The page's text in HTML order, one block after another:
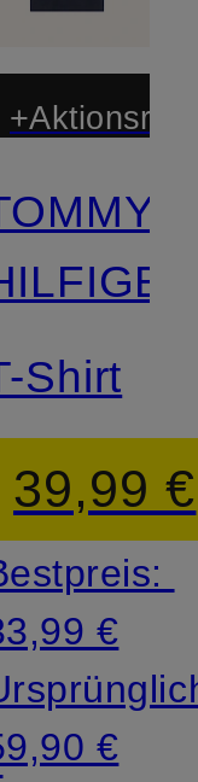
Shirt
39,99 €
€
€